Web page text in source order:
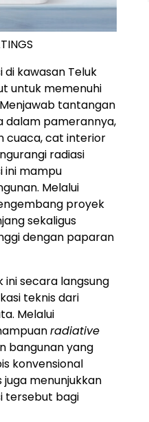
kawasan Teluk
untuk memenuhi
tantangan
dalam pamerannya,
cuaca, cat interior
radiasi
ini mampu
Melalui
proyek
sekaligus
dengan paparan
secara langsung
teknis dari
Melalui
radiative
bangunan yang
konvensional
menunjukkan
tersebut bagi